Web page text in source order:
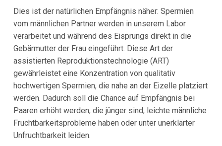
Dies ist der natürlichen Empfängnis näher: Spermien
vom männlichen Partner werden in unserem Labor
verarbeitet und während des Eisprungs direkt in die
Gebärmutter der Frau eingeführt. Diese Art der
assistierten Reproduktionstechnologie (ART)
gewährleistet eine Konzentration von qualitativ
hochwertigen Spermien, die nahe an der Eizelle platziert
werden. Dadurch soll die Chance auf Empfängnis bei
Paaren erhöht werden, die jünger sind, leichte männliche
Fruchtbarkeitsprobleme haben oder unter unerklärter
Unfruchtbarkeit leiden.